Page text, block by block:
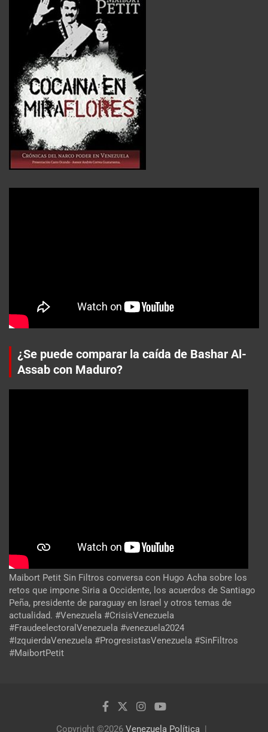
¿Se puede comparar la caída de Bashar Al-
Assab con Maduro?
Maibort Petit Sin Filtros conversa con Hugo Acha sobre los
retos que impone Siria a Occidente, los acuerdos de Santiago
Peña, presidente de paraguay en Israel y otros temas de
actualidad. #Venezuela #CrisisVenezuela
#FraudeelectoralVenezuela #venezuela2024
#IzquierdaVenezuela #ProgresistasVenezuela #SinFiltros
#MaibortPetit
Copyright ©2026 Venezuela Política